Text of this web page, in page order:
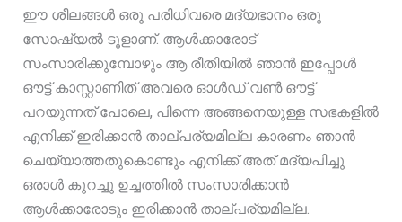
ഈ ശീലങ്ങൾ ഒരു പരിധിവരെ മദ്യഭാനം ഒരു
സോഷ്യൽ ടൂളാണ്. ആൾക്കാരോട്
സംസാരിക്കുമ്പോഴും ആ രീതിയിൽ ഞാൻ ഇപ്പോൾ
ഔട്ട്‌ കാസ്റ്റാണിത് അവരെ ഓൾഡ് വൺ ഔട്ട്‌
പറയുന്നത് പോലെ, പിന്നെ അങ്ങനെയുള്ള സഭകളിൽ
എനിക്ക് ഇരിക്കാൻ താല്പര്യമില്ല കാരണം ഞാൻ
ചെയ്യാത്തതുകൊണ്ടും എനിക്ക് അത് മദ്യപിച്ചു
ഒരാൾ കുറച്ചു ഉച്ചത്തിൽ സംസാരിക്കാൻ
ആൾക്കാരോടും ഇരിക്കാൻ താല്പര്യമില്ല.